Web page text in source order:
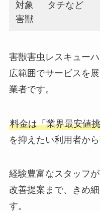
対象
害獣
タチなど
害獣害虫レスキュー
広範囲でサービスを
業者です。
料金は「業界最安値
を抑えたい利用者か
経験豊富なスタッフ
改善提案まで、きめ
す。